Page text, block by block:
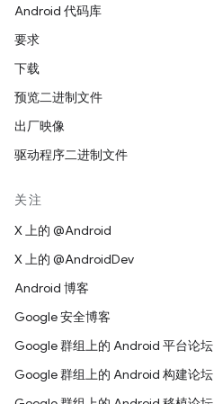
Android 代码库
要求
下载
预览二进制文件
出厂映像
驱动程序二进制文件
关注
X 上的 @Android
X 上的 @AndroidDev
Android 博客
Google 安全博客
Google 群组上的 Android 平台论坛
Google 群组上的 Android 构建论坛